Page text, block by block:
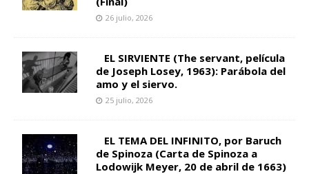
26 julio, 2026
EL SIRVIENTE (The servant, película
de Joseph Losey, 1963): Parábola del
amo y el siervo.
25 julio, 2026
EL TEMA DEL INFINITO, por Baruch
de Spinoza (Carta de Spinoza a
Lodowijk Meyer, 20 de abril de 1663)